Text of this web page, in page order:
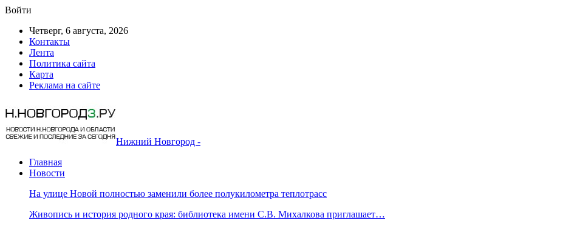
Войти
Четверг, 6 августа, 2026
Контакты
Лента
Политика сайта
Карта
Реклама на сайте
Нижний Новгород -
Главная
Новости
На улице Новой полностью заменили более полукилометра теплотрасс
Живопись и история родного края: библиотека имени С.В. Михалкова приглашает…